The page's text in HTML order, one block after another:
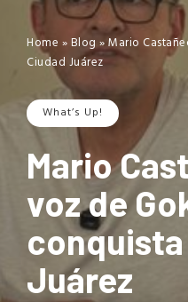
Home »Blog »Mario
Ciudad Juárez
What’s Up!
Mario
voz de
Juárez